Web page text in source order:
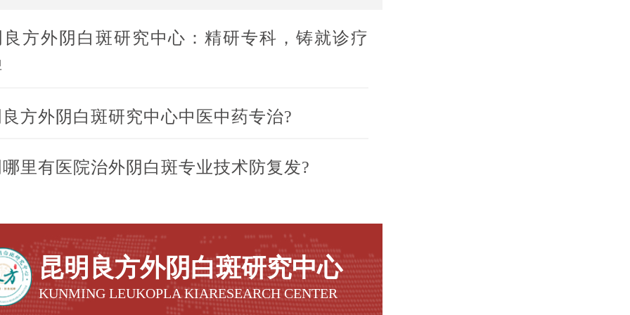
良方外阴白斑研究中心：精研专科，铸就诊疗
方外阴白斑研究中心中医中药专治?
里有医院治外阴白斑专业技术防复发?
昆明良方外阴白斑研究中心
KUNMING LEUKOPLA KIARESEARCH CENTER